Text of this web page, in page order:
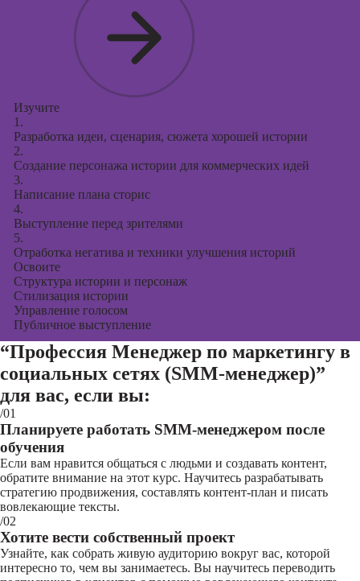
Изучите
1.
Разработка идеи, сценария, сюжета хорошей истории
2.
Создание персонажа истории для коммерческих идей
3.
Написание плана сторис
4.
Выступление перед зрителями
5.
Отработка негатива и техники улучшения историй
Освоите
Структура истории и персонаж
Стилизация истории
Управление голосом
Публичное выступление
“Профессия Менеджер по маркетингу в
социальных сетях (SMM-менеджер)”
для вас, если вы:
/01
Планируете работать SMM-менеджером после
обучения
Если вам нравится общаться с людьми и создавать контент,
обратите внимание на этот курс. Научитесь разрабатывать
стратегию продвижения, составлять контент-план и писать
вовлекающие тексты.
/02
Хотите вести собственный проект
Узнайте, как собрать живую аудиторию вокруг вас, которой
интересно то, чем вы занимаетесь. Вы научитесь переводить